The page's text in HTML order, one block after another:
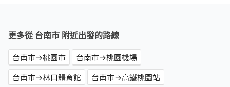
更多從 台南市 附近出發的路線
台南市→桃園市
台南市→桃園機場
台南市→林口體育館
台南市→高鐵桃園站